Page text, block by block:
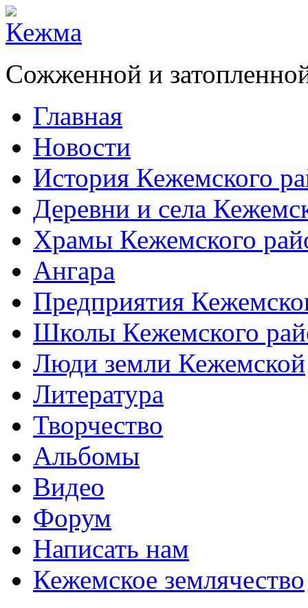
Сожженной и
Главная
Новости
История Кежемского
Деревни и села
Храмы Кежемского
Ангара
Предприятия
Школы Кежемского
Люди земли Кежемской
Литература
Творчество
Альбомы
Видео
Форум
Написать нам
Кежемское землячество